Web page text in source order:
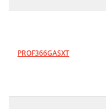
PROF366GASXT